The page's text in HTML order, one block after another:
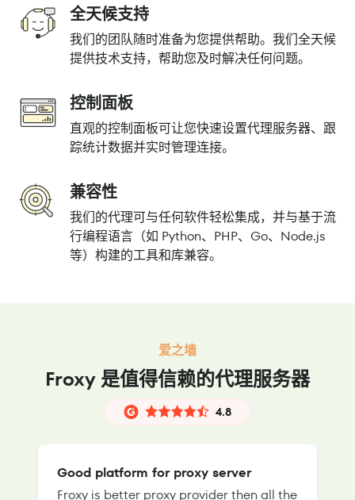
全天候支持
我们的团队随时准备为您提供帮助。我们全天候
提供技术支持，帮助您及时解决任何问题。
控制面板
直观的控制面板可让您快速设置代理服务器、跟
踪统计数据并实时管理连接。
兼容性
我们的代理可与任何软件轻松集成，并与基于流
行编程语言（如 Python、PHP、Go、Node.js
等）构建的工具和库兼容。
爱之墙
Froxy 是值得信赖的代理服务器
4.8
Good platform for proxy server
Froxy is better proxy provider then all the